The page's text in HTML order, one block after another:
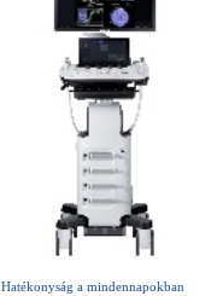
Hatékonyság a mindennapokban